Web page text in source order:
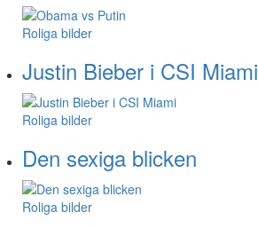
Roliga bilder
Justin Bieber i CSI Miami
Roliga bilder
Den sexiga blicken
Roliga bilder